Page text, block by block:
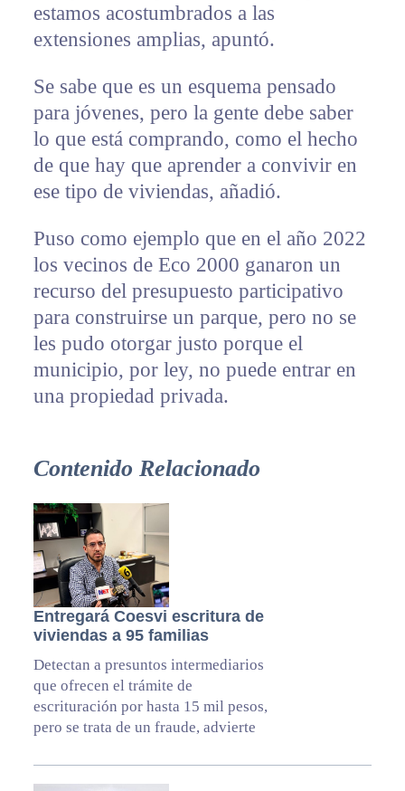
estamos acostumbrados a las
extensiones amplias, apuntó.
Se sabe que es un esquema pensado
para jóvenes, pero la gente debe saber
lo que está comprando, como el hecho
de que hay que aprender a convivir en
ese tipo de viviendas, añadió.
Puso como ejemplo que en el año 2022
los vecinos de Eco 2000 ganaron un
recurso del presupuesto participativo
para construirse un parque, pero no se
les pudo otorgar justo porque el
municipio, por ley, no puede entrar en
una propiedad privada.
Contenido Relacionado
Entregará Coesvi escritura de
viviendas a 95 familias
Detectan a presuntos intermediarios
que ofrecen el trámite de
escrituración por hasta 15 mil pesos,
pero se trata de un fraude, advierte